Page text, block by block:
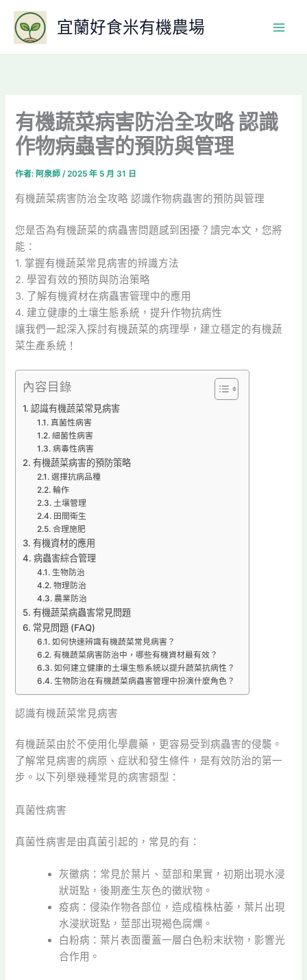
要
宜蘭好食米有機農場
有機蔬菜病害防治全攻略 認識
作物病蟲害的預防與管理
作者: 阿泉師/2025 年 5 月 31 日
有機蔬菜病害防治全攻略 認識作物病蟲害的預防與管理
您是否為有機蔬菜的病蟲害問題感到困擾？讀完本文，您將
能：
1. 掌握有機蔬菜常見病害的辨識方法
2. 學習有效的預防與防治策略
3. 了解有機資材在病蟲害管理中的應用
4. 建立健康的土壤生態系統，提升作物抗病性
讓我們一起深入探討有機蔬菜的病理學，建立穩定的有機蔬
菜生產系統！
內容目錄
認識有機蔬菜常見病害
真菌性病害
細菌性病害
病毒性病害
有機蔬菜病害的預防策略
選擇抗病品種
輪作
土壤管理
田間衛生
合理施肥
有機資材的應用
病蟲害綜合管理
生物防治
物理防治
農業防治
有機蔬菜病蟲害常見問題
常見問題 (FAQ)
如何快速辨識有機蔬菜常見病害？
有機蔬菜病害防治中，哪些有機資材最有效？
如何建立健康的土壤生態系統以提升蔬菜抗病性？
生物防治在有機蔬菜病蟲害管理中扮演什麼角色？
認識有機蔬菜常見病害
有機蔬菜由於不使用化學農藥，更容易受到病蟲害的侵襲。
了解常見病害的病原、症狀和發生條件，是有效防治的第一
步。以下列舉幾種常見的病害類型：
真菌性病害
真菌性病害是由真菌引起的，常見的有：
灰黴病：常見於葉片、莖部和果實，初期出現水浸
狀斑點，後期產生灰色的黴狀物。
疫病：侵染作物各部位，造成植株枯萎，葉片出現
水浸狀斑點，莖部出現褐色腐爛。
白粉病：葉片表面覆蓋一層白色粉末狀物，影響光
合作用。